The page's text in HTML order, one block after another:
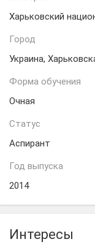
Харьковский
Город
Украина,
Форма обучения
Очная
Статус
Аспирант
Год выпуска
2014
Интересы